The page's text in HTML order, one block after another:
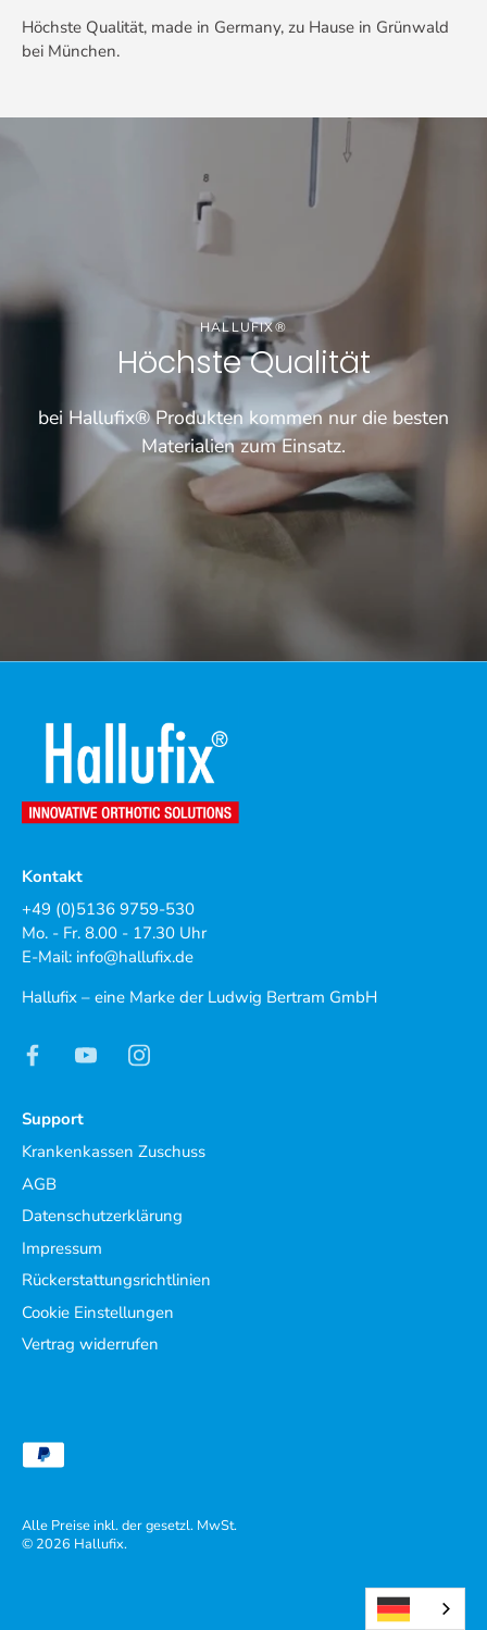
Höchste Qualität, made in Germany, zu Hause in Grünwald
bei München.
HALLUFIX®
Höchste Qualität
bei Hallufix® Produkten kommen nur die besten
Materialien zum Einsatz.
Kontakt
+49 (0)5136 9759-530
Mo. - Fr. 8.00 - 17.30 Uhr
E-Mail: info@hallufix.de
Hallufix – eine Marke der Ludwig Bertram GmbH
Support
Krankenkassen Zuschuss
AGB
Datenschutzerklärung
Impressum
Rückerstattungsrichtlinien
Cookie Einstellungen
Vertrag widerrufen
Alle Preise inkl. der gesetzl. MwSt.
© 2026 Hallufix.